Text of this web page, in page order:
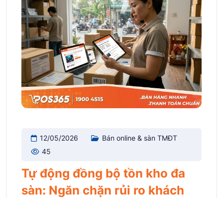
12/05/2026
Bán online & sàn TMĐT
45
Tự động đồng bộ tồn kho đa
sàn: Ngăn chặn rủi ro khách